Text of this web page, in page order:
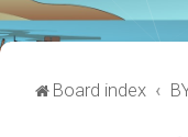
Board index